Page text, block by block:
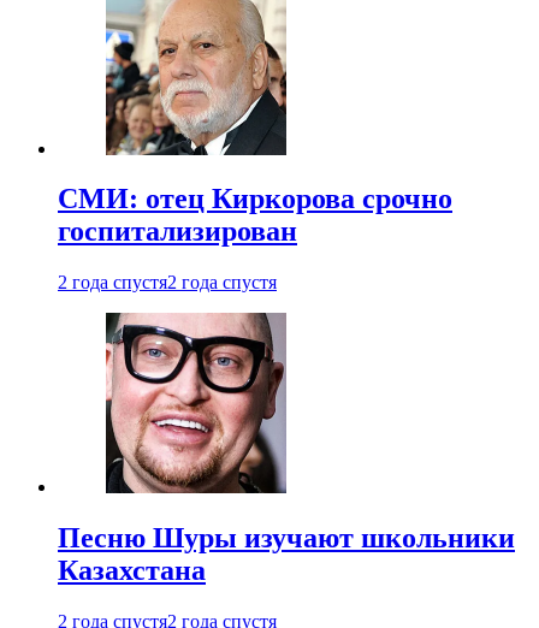
СМИ: отец Киркорова срочно
госпитализирован
2 года спустя2 года спустя
Песню Шуры изучают школьники
Казахстана
2 года спустя2 года спустя